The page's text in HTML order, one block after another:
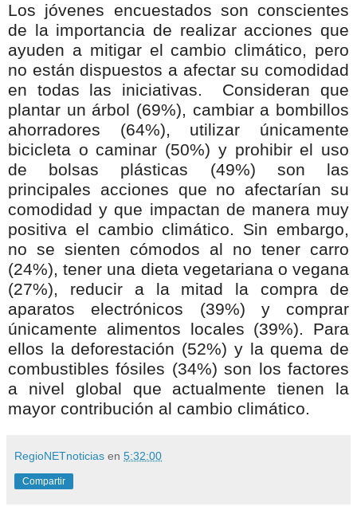
Los jóvenes encuestados son conscientes
de la importancia de realizar acciones que
ayuden a mitigar el cambio climático, pero
no están dispuestos a afectar su comodidad
en todas las iniciativas. Consideran que
plantar un árbol (69%), cambiar a bombillos
ahorradores (64%), utilizar únicamente
bicicleta o caminar (50%) y prohibir el uso
de bolsas plásticas (49%) son las
principales acciones que no afectarían su
comodidad y que impactan de manera muy
positiva el cambio climático. Sin embargo,
no se sienten cómodos al no tener carro
(24%), tener una dieta vegetariana o vegana
(27%), reducir a la mitad la compra de
aparatos electrónicos (39%) y comprar
únicamente alimentos locales (39%). Para
ellos la deforestación (52%) y la quema de
combustibles fósiles (34%) son los factores
a nivel global que actualmente tienen la
mayor contribución al cambio climático.
RegioNETnoticias en 5:32:00
Compartir